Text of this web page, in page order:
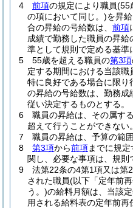
4
前項の規定により職員(55
の項において同じ。)を昇
合の昇給の号給数は、 前項
成績で勤務した職員の昇
準として規則で定める基準
5
55歳を超える職員の第3項
定する期間における当該
特に良好である場合に限り
の昇給の号給数は、勤務成
従い決定するものとする。
6
職員の昇給は、その属す
超えて行うことができない。
7
職員の昇給は、予算の範
8
第3項から前項までに規
関し、必要な事項は、規則
9
法第22条の4第1項又は第
された職員(以下「定年前
う。)の給料月額は、当該
用される給料表の定年前